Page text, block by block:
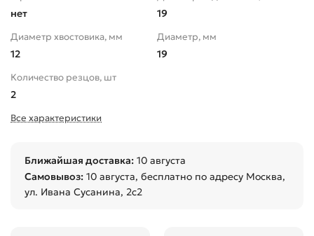
нет 19
Диаметр хвостовика, мм
12
Диаметр, мм
19
Количество резцов, шт
2
Все характеристики
Ближайшая доставка: 10 августа
Самовывоз: 10 августа, бесплатно по адресу Москва,
ул. Ивана Сусанина, 2с2